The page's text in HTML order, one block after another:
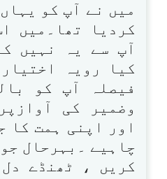
میں نے آپ کو
کردیا تھا۔میں
آپ سے یہ نہیں
کیا رویہ
فیصلہ آپ کو
وضمیر کی
اور اپنی ہمت کا
چاہیے ۔بہرحال
کریں ، ٹھنڈے